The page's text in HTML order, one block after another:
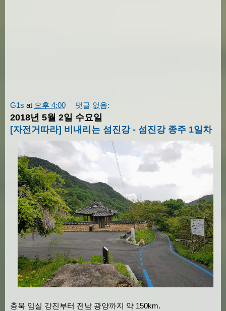
G1s at 오후 4:00 댓글 없음:
2018년 5월 2일 수요일
[자전거따라] 비내리는 섬진강 - 섬진강 종주 1일차
충북 임실 강진부터 전남 광양까지 약 150km.